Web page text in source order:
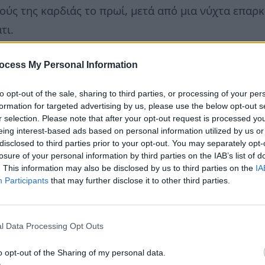
My Personal Information
opt-out of the sale, sharing to third parties, or processing of your
for targeted advertising by us, please use the below opt-out
selection. Please note that after your opt-out request is processed
interest-based ads based on personal information utilized by us
to third parties prior to your opt-out. You may separately
of your personal information by third parties on the IAB’s list of
This information may also be disclosed by us to third parties on the
Participants that may further disclose it to other third parties.
Data Processing Opt Outs
opt-out of the Sharing of my personal data.
της καρδιάς το πρωί, μετά από μια νύχτα
δύο δάχτυλα του ενός χεριού (το
λίγο πιο χαμηλά από τη βάση του αντίχειρα.
τον παλμό. Με τη βοήθεια ενός ρολογιού,
τον αυξημένο κίνδυνο εγκεφαλικού, διαβήτη,
Πρόληψης Νοσημάτων (CDC), αλλά και αρκετοί
το Δείκτη Μάζας Σώματος για την αξιολόγηση
στους ενήλικες είναι: Βάρος (κιλά) ÷ [ύψος
οι κατηγορίες: Λιποβαρής = Κάτω από
= Άνω του 30.